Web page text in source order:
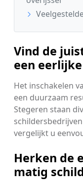
Vind de
een
Het inschakelen
een duurzaam
Stegeren staan
vergelijkt u
Herken de
matig